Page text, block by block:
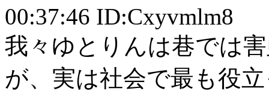
00:37:46 ID:Cxyvmlm8
我々ゆとりんは巷では
が、実は社会で最も役